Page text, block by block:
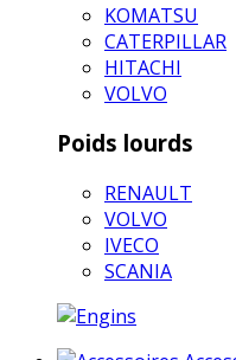
KOMATSU
CATERPILLAR
HITACHI
VOLVO
Poids lourds
RENAULT
VOLVO
IVECO
SCANIA